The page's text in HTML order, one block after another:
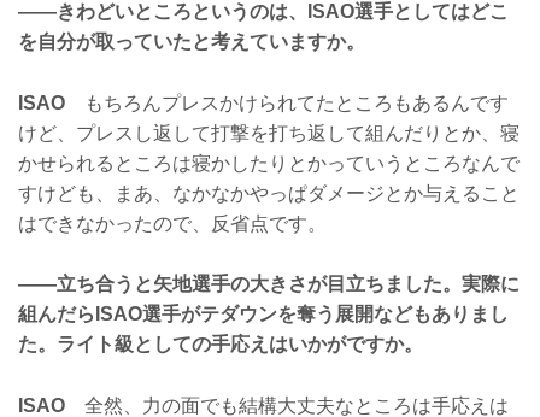
——きわどいところというのは、ISAO選手としてはどこ
を自分が取っていたと考えていますか。
ISAO もちろんプレスかけられてたところもあるんです
けど、プレスし返して打撃を打ち返して組んだりとか、寝
かせられるところは寝かしたりとかっていうところなんで
すけども、まあ、なかなかやっぱダメージとか与えること
はできなかったので、反省点です。
——立ち合うと矢地選手の大きさが目立ちました。実際に
組んだらISAO選手がテダウンを奪う展開などもありまし
た。ライト級としての手応えはいかがですか。
ISAO 全然、力の面でも結構大丈夫なところは手応えは